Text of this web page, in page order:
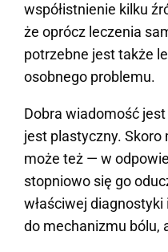
współistnienie kilku
że oprócz leczenia
potrzebne jest także
osobnego problemu.
Dobra wiadomość
jest plastyczny. Skoro
może też — w
stopniowo się go
właściwej
do mechanizmu bólu,